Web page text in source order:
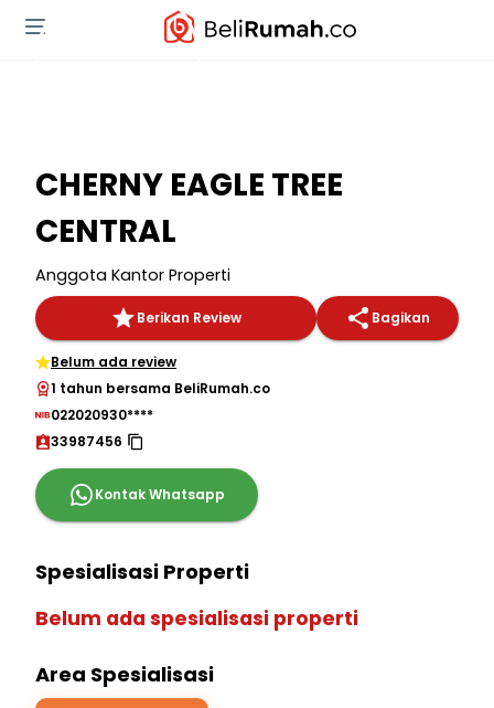
CHERNY EAGLE TREE
CENTRAL
Anggota Kantor Properti
Berikan Review Bagikan
Belum ada review
1 tahun bersama BeliRumah.co
022020930****
33987456
Kontak Whatsapp
Spesialisasi Properti
Belum ada spesialisasi properti
Area Spesialisasi